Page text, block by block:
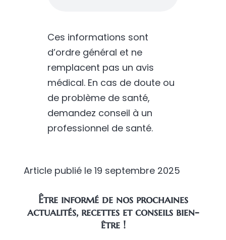
Ces informations sont
d’ordre général et ne
remplacent pas un avis
médical. En cas de doute ou
de problème de santé,
demandez conseil à un
professionnel de santé.
Article publié le 19 septembre 2025
Être informé de nos prochaines
actualités, recettes et conseils bien-
être !